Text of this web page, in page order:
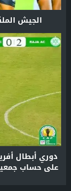
الجيش
دوري أبطال